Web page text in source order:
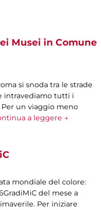
Musei in Comune
si snoda tra le strade
intravediamo tutti i
Per un viaggio meno
a leggere →
mondiale del colore:
del mese a
Per iniziare